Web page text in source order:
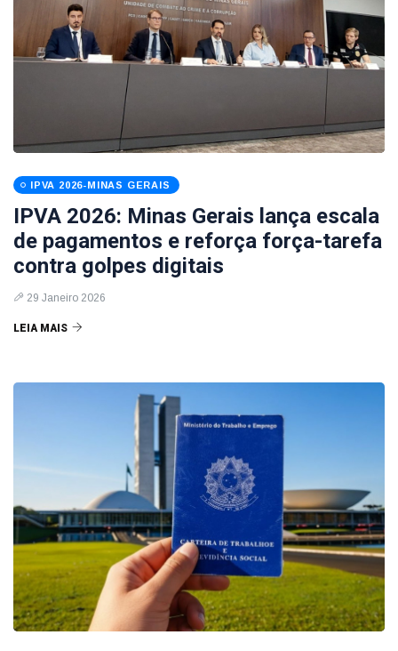
IPVA 2026-MINAS GERAIS
IPVA 2026: Minas Gerais lança escala
de pagamentos e reforça força-tarefa
contra golpes digitais
29 Janeiro 2026
LEIA MAIS